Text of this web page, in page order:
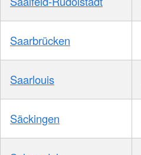
Saarbrücken
Saarlouis
Säckingen